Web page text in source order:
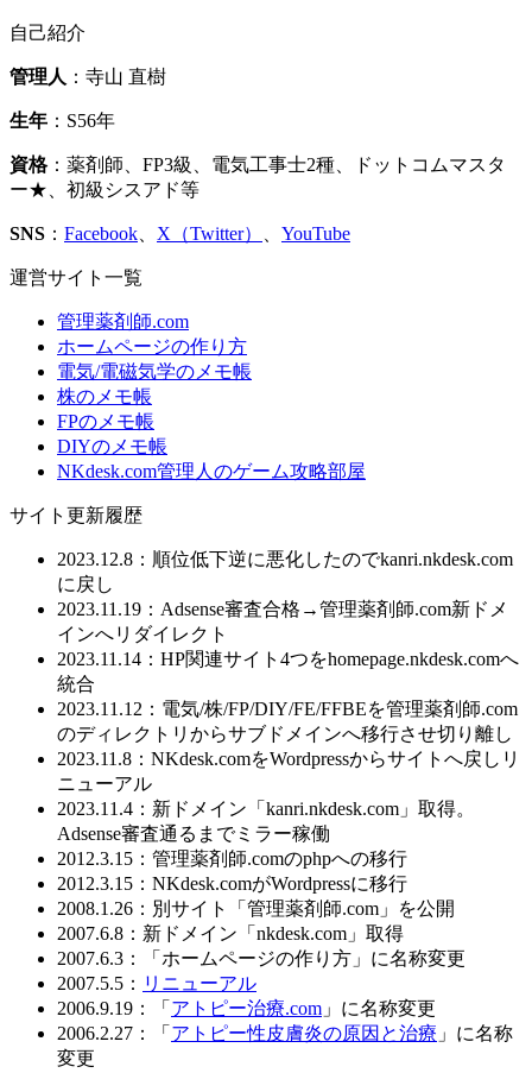
自己紹介
管理人 ：寺山 直樹
生年 ：S56年
資格：薬剤師、FP3級、電気工事士2種、ドットコムマスタ
ー★、初級シスアド等
SNS ： Facebook X（Twitter） YouTube
運営サイト一覧
管理薬剤師.com
ホームページの作り方
電気/電磁気学のメモ帳
株のメモ帳
FPのメモ帳
DIYのメモ帳
NKdesk.com管理人のゲーム攻略部屋
サイト更新履歴
2023.12.8：順位低下逆に悪化したのでkanri.nkdesk.com
に戻し
2023.11.19：Adsense審査合格→管理薬剤師.com新ドメ
インへリダイレクト
2023.11.14：HP関連サイト4つをhomepage.nkdesk.comへ
統合
2023.11.12：電気/株/FP/DIY/FE/FFBEを管理薬剤師.com
のディレクトリからサブドメインへ移行させ切り離し
2023.11.8：NKdesk.comをWordpressからサイトへ戻しリ
ニューアル
2023.11.4：新ドメイン「kanri.nkdesk.com」取得。
Adsense審査通るまでミラー稼働
2012.3.15：管理薬剤師.comのphpへの移行
2012.3.15：NKdesk.comがWordpressに移行
2008.1.26：別サイト「管理薬剤師.com」を公開
2007.6.8：新ドメイン「nkdesk.com」取得
2007.6.3：「ホームページの作り方」に名称変更
2007.5.5： リニューアル
2006.9.19：「 アトピー治療.com 」に名称変更
2006.2.27：「 アトピー性皮膚炎の原因と治療 」に名称
変更